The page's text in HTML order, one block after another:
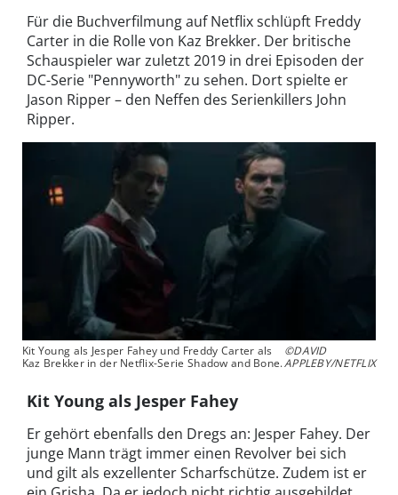
Für die Buchverfilmung auf Netflix schlüpft Freddy
Carter in die Rolle von Kaz Brekker. Der britische
Schauspieler war zuletzt 2019 in drei Episoden der
DC-Serie "Pennyworth" zu sehen. Dort spielte er
Jason Ripper – den Neffen des Serienkillers John
Ripper.
Kit Young als Jesper Fahey und Freddy Carter als
Kaz Brekker in der Netflix-Serie Shadow and Bone.
©DAVID
APPLEBY/NETFLIX
Kit Young als Jesper Fahey
Er gehört ebenfalls den Dregs an: Jesper Fahey. Der
junge Mann trägt immer einen Revolver bei sich
und gilt als exzellenter Scharfschütze. Zudem ist er